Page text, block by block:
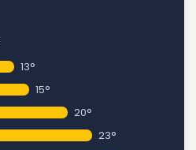
13°
15°
20°
23°